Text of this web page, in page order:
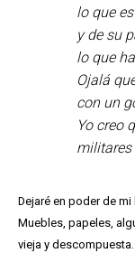
lo que
y de su
lo que
Ojalá
con un
Yo creo
militares
Dejaré en poder de
Muebles, papeles,
vieja y